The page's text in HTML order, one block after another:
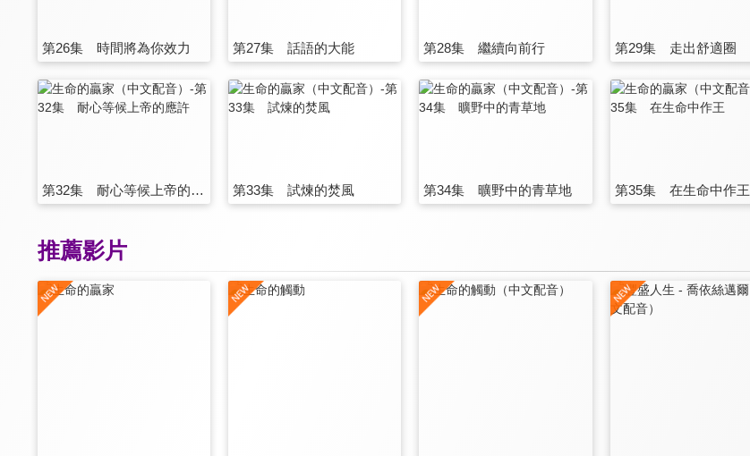
第26集 時間將為你效力 第27集 話語的大能 第28集 繼續向前行 第29集 走出舒適圈
第32集 耐心等候上帝的應許 第33集 試煉的焚風 第34集 曠野中的青草地 第35集 在生命中作王
推薦影片